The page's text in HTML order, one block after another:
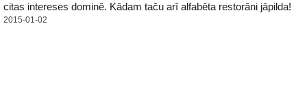
citas intereses dominē. Kādam taču arī alfabēta restorāni jāpilda!
2015-01-02